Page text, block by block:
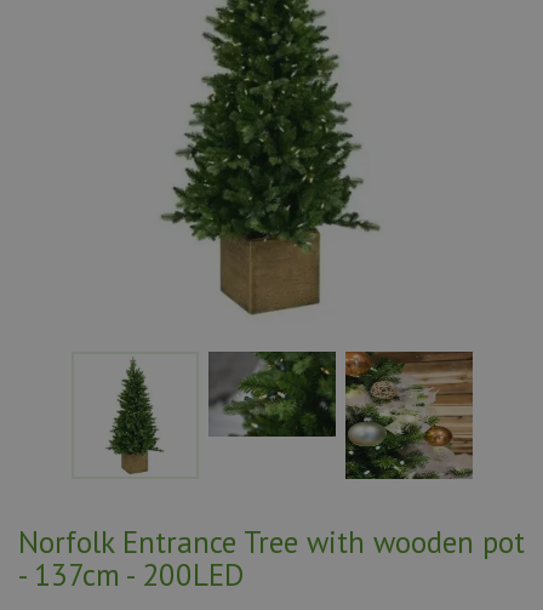
Norfolk Entrance Tree with wooden pot
- 137cm - 200LED